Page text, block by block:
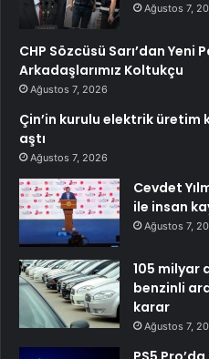
Ağustos 7,
CHP Sözcüsü Sarı’dan Yeni
Arkadaşlarımız Koltukçu
Ağustos 7, 2026
Çin’in kurulu elektrik
aştı
Ağustos 7, 2026
Cevdet
ile insan
Ağustos 7,
105 milyar
benzinli
karar
Ağustos 7,